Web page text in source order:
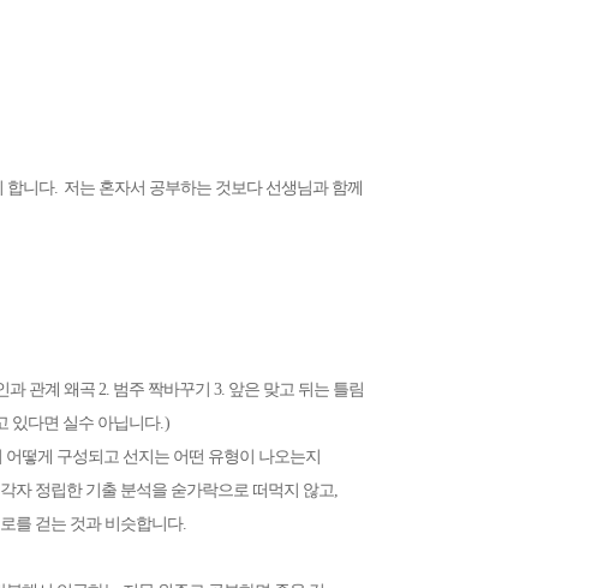
합니다. 저는 혼자서 공부하는 것보다 선생님과 함께
과 관계 왜곡 2. 범주 짝바꾸기 3. 앞은 맞고 뒤는 틀림
있다면 실수 아닙니다.)
떻게 구성되고 선지는 어떤 유형이 나오는지
자 정립한 기출 분석을 숟가락으로 떠먹지 않고,
를 걷는 것과 비슷합니다.